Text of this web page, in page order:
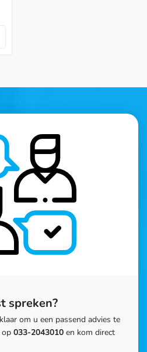
spreken?
om u een passend advies te
op 033-2043010 en kom direct